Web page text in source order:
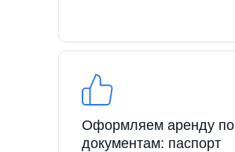
Оформляем аренду
документам: паспорт